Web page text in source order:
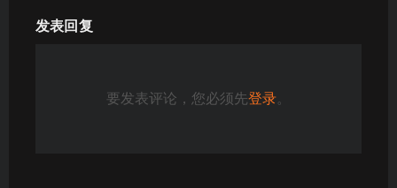
发表回复
要发表评论，您必须先登录。